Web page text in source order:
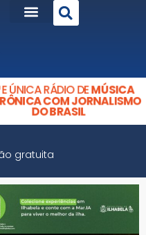
E ÚNICA RÁDIO DEMÚSICA
COM JORNALISMO
DO BRASIL
gratuita